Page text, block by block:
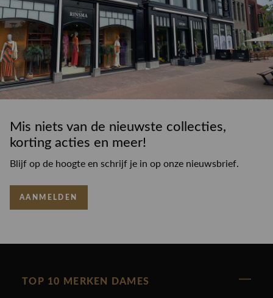
Mis niets van de nieuwste collecties,
korting acties en meer!
Blijf op de hoogte en schrijf je in op onze nieuwsbrief.
AANMELDEN
TOP 10 MERKEN DAMES